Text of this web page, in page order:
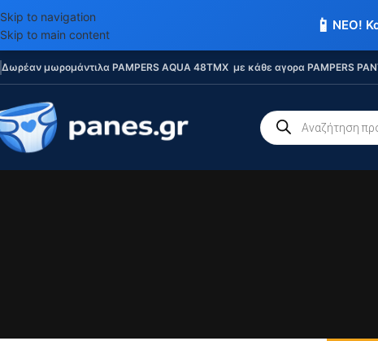
📱 ΝΕΟ!
Skip to navigation
Skip to main content
Δωρέαν μωρομάντιλα PAMPERS AQUA 48TMX με κάθε αγορα PAMPERS